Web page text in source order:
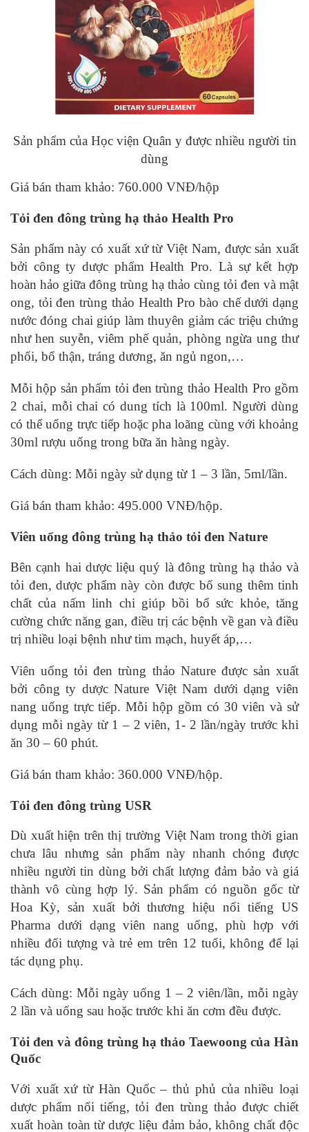
Sản phẩm của Học viện Quân y được nhiều người tin
dùng
Giá bán tham khảo: 760.000 VNĐ/hộp
Tỏi đen đông trùng hạ thảo Health Pro
Sản phẩm này có xuất xứ từ Việt Nam, được sản xuất
bởi công ty dược phẩm Health Pro. Là sự kết hợp
hoàn hảo giữa đông trùng hạ thảo cùng tỏi đen và mật
ong, tỏi đen trùng thảo Health Pro bào chế dưới dạng
nước đóng chai giúp làm thuyên giảm các triệu chứng
như hen suyễn, viêm phế quản, phòng ngừa ung thư
phổi, bổ thận, tráng dương, ăn ngủ ngon,…
Mỗi hộp sản phẩm tỏi đen trùng thảo Health Pro gồm
2 chai, mỗi chai có dung tích là 100ml. Người dùng
có thể uống trực tiếp hoặc pha loãng cùng với khoảng
30ml rượu uống trong bữa ăn hàng ngày.
Cách dùng: Mỗi ngày sử dụng từ 1 – 3 lần, 5ml/lần.
Giá bán tham khảo: 495.000 VNĐ/hộp.
Viên uống đông trùng hạ thảo tỏi đen Nature
Bên cạnh hai dược liệu quý là đông trùng hạ thảo và
tỏi đen, dược phẩm này còn được bổ sung thêm tinh
chất của nấm linh chi giúp bồi bổ sức khỏe, tăng
cường chức năng gan, điều trị các bệnh về gan và điều
trị nhiều loại bệnh như tim mạch, huyết áp,…
Viên uống tỏi đen trùng thảo Nature được sản xuất
bởi công ty dược Nature Việt Nam dưới dạng viên
nang uống trực tiếp. Mỗi hộp gồm có 30 viên và sử
dụng mỗi ngày từ 1 – 2 viên, 1- 2 lần/ngày trước khi
ăn 30 – 60 phút.
Giá bán tham khảo: 360.000 VNĐ/hộp.
Tỏi đen đông trùng USR
Dù xuất hiện trên thị trường Việt Nam trong thời gian
chưa lâu nhưng sản phẩm này nhanh chóng được
nhiều người tin dùng bởi chất lượng đảm bảo và giá
thành vô cùng hợp lý. Sản phẩm có nguồn gốc từ
Hoa Kỳ, sản xuất bởi thương hiệu nổi tiếng US
Pharma dưới dạng viên nang uống, phù hợp với
nhiều đối tượng và trẻ em trên 12 tuổi, không để lại
tác dụng phụ.
Cách dùng: Mỗi ngày uống 1 – 2 viên/lần, mỗi ngày
2 lần và uống sau hoặc trước khi ăn cơm đều được.
Tỏi đen và đông trùng hạ thảo Taewoong của Hàn
Quốc
Với xuất xứ từ Hàn Quốc – thủ phủ của nhiều loại
dược phẩm nổi tiếng, tỏi đen trùng thảo được chiết
xuất hoàn toàn từ dược liệu đảm bảo, không chất độc